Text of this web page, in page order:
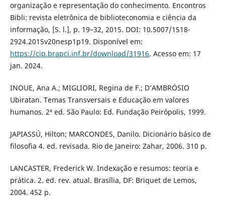
organização e representação do conhecimento. Encontros
Bibli: revista eletrônica de biblioteconomia e ciência da
informação, [S. l.], p. 19–32, 2015. DOI: 10.5007/1518-
2924.2015v20nesp1p19. Disponível em:
https://cip.brapci.inf.br/download/31916. Acesso em: 17
jan. 2024.
INOUE, Ana A.; MIGLIORI, Regina de F.; D’AMBRÓSIO
Ubiratan. Temas Transversais e Educação em valores
humanos. 2ª ed. São Paulo: Ed. Fundação Peirópolis, 1999.
JAPIASSÚ, Hilton; MARCONDES, Danilo. Dicionário básico de
filosofia 4. ed. revisada. Rio de Janeiro: Zahar, 2006. 310 p.
LANCASTER, Frederick W. Indexação e resumos: teoria e
prática. 2. ed. rev. atual. Brasília, DF: Briquet de Lemos,
2004. 452 p.